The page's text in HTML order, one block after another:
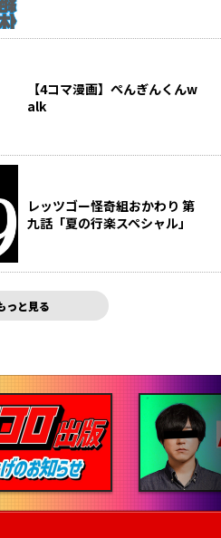
【4コマ漫画】ぺんぎんくんw
alk
レッツゴー怪奇組おかわり 第
九話「夏の行楽スペシャル」
っと見る